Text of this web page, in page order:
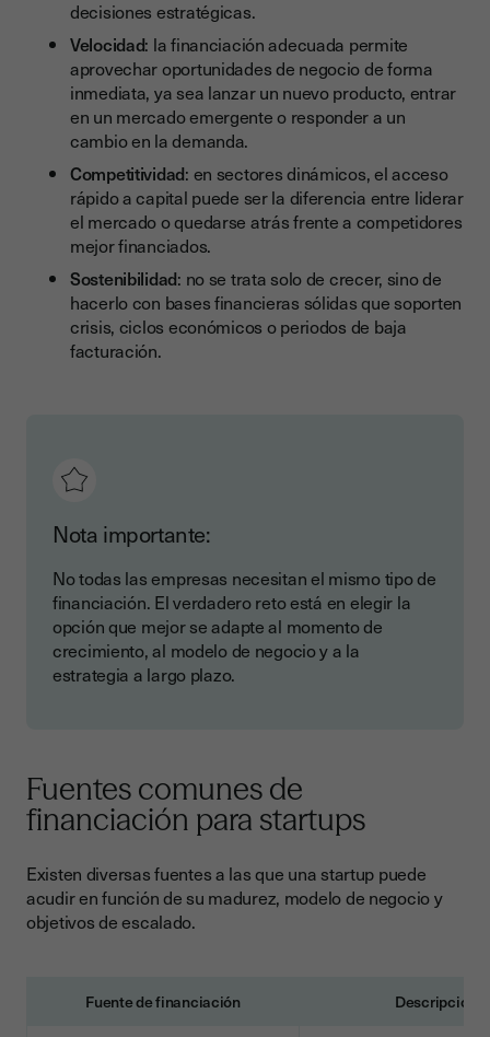
decisiones estratégicas.
Velocidad: la financiación adecuada permite
aprovechar oportunidades de negocio de forma
inmediata, ya sea lanzar un nuevo producto, entrar
en un mercado emergente o responder a un
cambio en la demanda.
Competitividad: en sectores dinámicos, el acceso
rápido a capital puede ser la diferencia entre liderar
el mercado o quedarse atrás frente a competidores
mejor financiados.
Sostenibilidad: no se trata solo de crecer, sino de
hacerlo con bases financieras sólidas que soporten
crisis, ciclos económicos o periodos de baja
facturación.
Nota importante:
No todas las empresas necesitan el mismo tipo de
financiación. El verdadero reto está en elegir la
opción que mejor se adapte al momento de
crecimiento, al modelo de negocio y a la
estrategia a largo plazo.
Fuentes comunes de
financiación para startups
Existen diversas fuentes a las que una startup puede
acudir en función de su madurez, modelo de negocio y
objetivos de escalado.
Fuente de financiación Descripción